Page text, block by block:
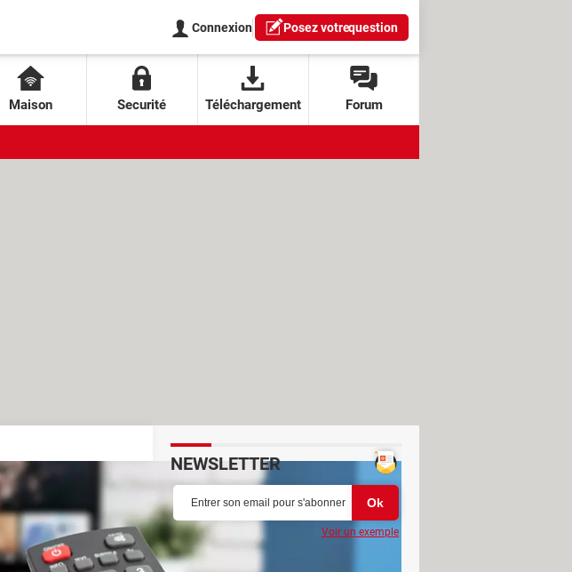
Connexion Posez votrequestion
Maison Securité Téléchargement Forum
NEWSLETTER
Voir un exemple